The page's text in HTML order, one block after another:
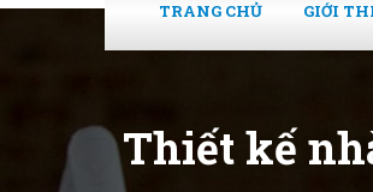
TRANG CHỦ GIỚI
Thiết kế